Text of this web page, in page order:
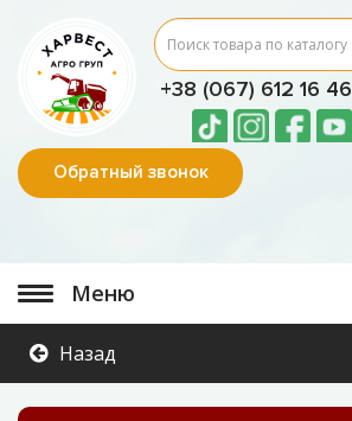
+38 (067) 612 16 46
Обратный звонок
Меню
Назад